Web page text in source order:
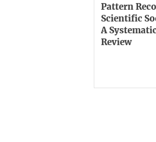
Pattern
Scientific
A
Review